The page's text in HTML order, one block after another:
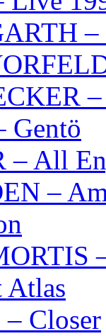
–
Gentö
– All
–
Atlas
Closer